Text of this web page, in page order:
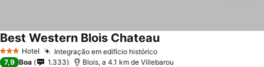
3 EstrelasHotel Integração em edifício históricoVer preços
Best Western Blois ChateauVer preços
7,9 Boa 1.333 Blois, a 4.1 km de Villebarou